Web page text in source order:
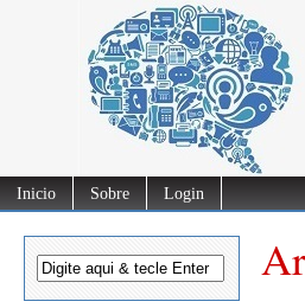
Inicio Sobre Login